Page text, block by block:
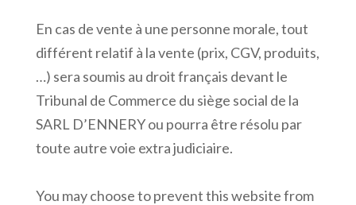
En cas de vente à une personne morale, tout
différent relatif à la vente (prix, CGV, produits,
…) sera soumis au droit français devant le
Tribunal de Commerce du siège social de la
SARL D’ENNERY ou pourra être résolu par
toute autre voie extra judiciaire.
You may choose to prevent this website from